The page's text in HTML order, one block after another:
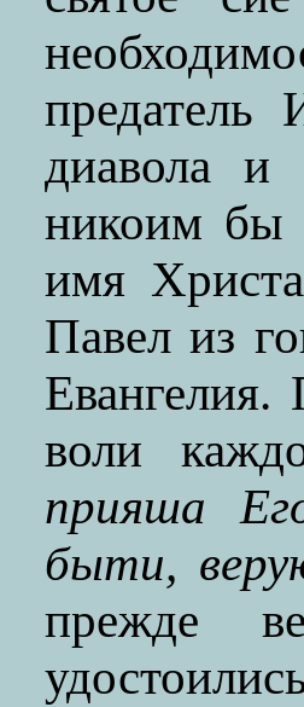
предатель
диавола и
никоим бы
имя
Павел из
Евангелия.
воли
прияша
быти,
прежде